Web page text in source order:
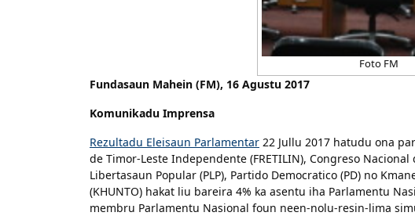
Foto FM
Fundasaun Mahein (FM), 16 Agustu 2017
Komunikadu Imprensa
Rezultadu Eleisaun Parlamentar 22 Jullu 2017 hatudu ona
de Timor-Leste Independente (FRETILIN), Congreso
Libertasaun Popular (PLP), Partido Democratico (PD) no
(KHUNTO) hakat liu bareira 4% ka asentu iha Parlamentu
membru Parlamentu Nasional foun neen-nolu-resin-lima